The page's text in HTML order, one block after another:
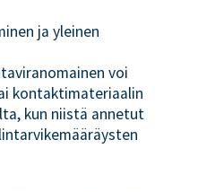
ja yleinen
voi
kontaktimateriaalin
kun niistä annetut